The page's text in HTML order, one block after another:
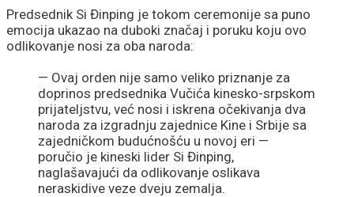
Predsednik Si Đinping je tokom ceremonije sa puno
emocija ukazao na duboki značaj i poruku koju ovo
odlikovanje nosi za oba naroda:
— Ovaj orden nije samo veliko priznanje za
doprinos predsednika Vučića kinesko-srpskom
prijateljstvu, već nosi i iskrena očekivanja dva
naroda za izgradnju zajednice Kine i Srbije sa
zajedničkom budućnošću u novoj eri —
poručio je kineski lider Si Đinping,
naglašavajući da odlikovanje oslikava
neraskidive veze dveju zemalja.